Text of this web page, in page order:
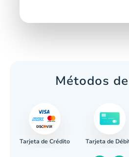
Métodos
Tarjeta de Crédito Tarjeta de